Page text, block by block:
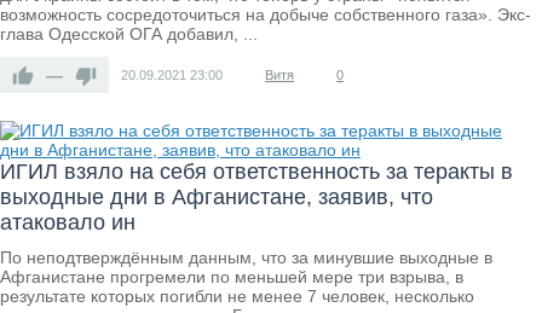
возможность сосредоточиться на добыче собственного газа». Экс-
глава Одесской ОГА добавил, ...
— 20.09.2021 23:00 Витя 0
ИГИЛ взяло на себя ответственность за теракты в
выходные дни в Афганистане, заявив, что
атаковало ин
По неподтверждённым данным, что за минувшие выходные в
Афганистане прогремели по меньшей мере три взрыва, в
результате которых погибли не менее 7 человек, несколько